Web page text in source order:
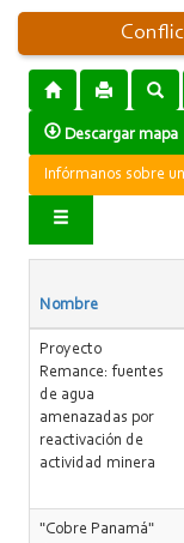
Descargar mapa
Infórmanos sobre
Nombre
Proyecto
Remance: fuentes
de agua
amenazadas por
reactivación de
actividad minera
"Cobre Panamá"